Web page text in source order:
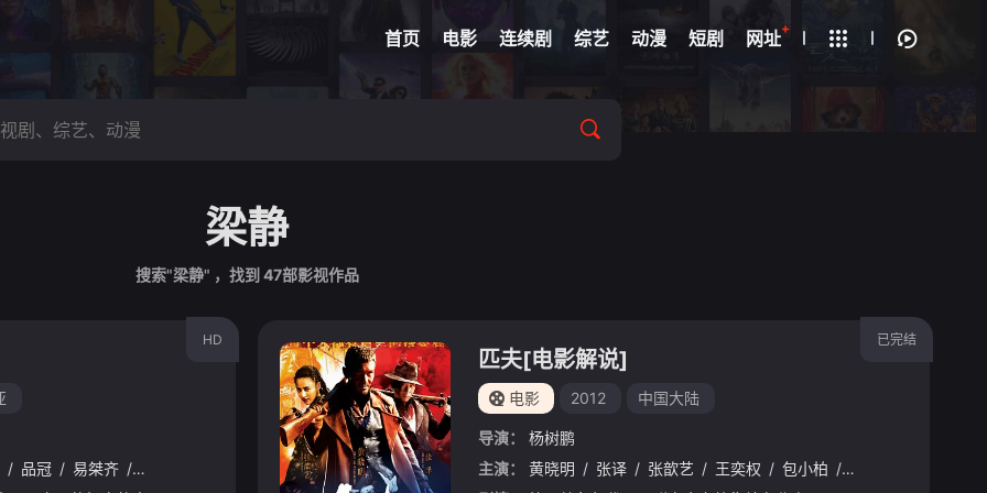
首页 电影 连续剧 综艺 动漫 短剧 网址+
网球 脑洞悬疑
梁静
搜索"梁静" ，找到 47部影视作品
HD
/ 品冠 / 易桀齐 / 曹格 陈美娥 / 陈国坤 / 张栋梁 /
戴佩妮
已完结
匹夫[电影解说]
电影 2012 中国大陆
导演：
杨树鹏
主演：
黄晓明 / 张译 / 张歆艺 / 王奕权 / 包小柏 / 倪景阳